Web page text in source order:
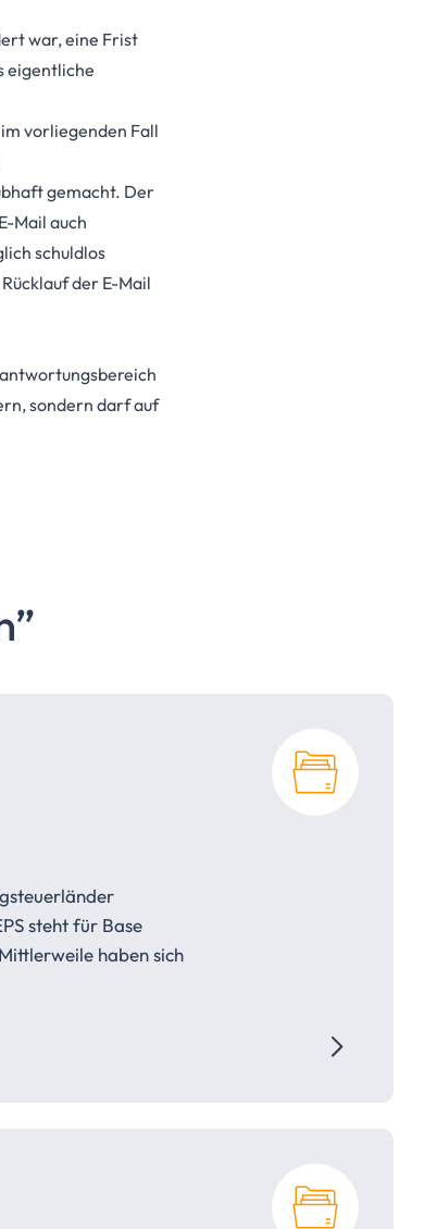
war, eine Frist
eigentliche
vorliegenden Fall
gemacht. Der
Mail auch
schuldlos
der E-Mail
sondern darf auf
steht für Base
haben sich